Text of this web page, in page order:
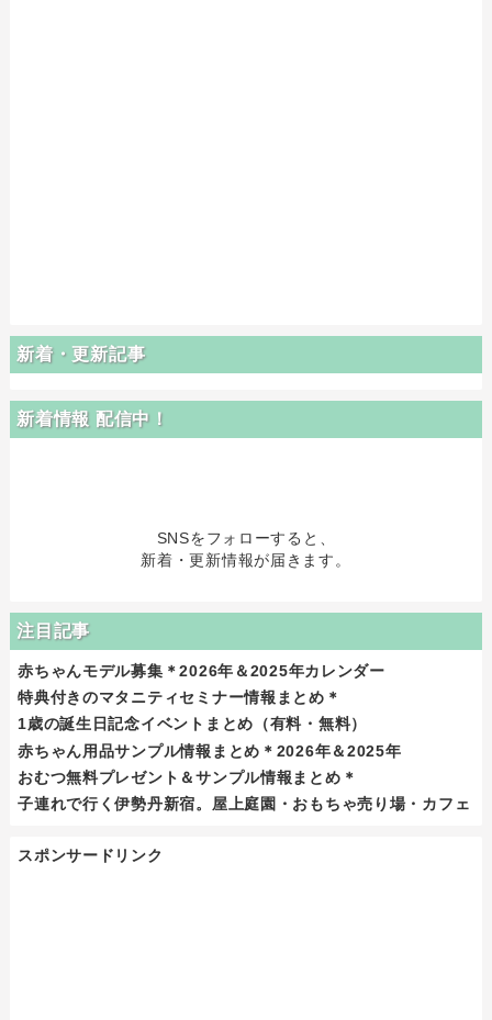
新着・更新記事
新着情報 配信中！
SNSをフォローすると、
新着・更新情報が届きます。
注目記事
赤ちゃんモデル募集＊2026年＆2025年カレンダー
特典付きのマタニティセミナー情報まとめ＊
1歳の誕生日記念イベントまとめ（有料・無料）
赤ちゃん用品サンプル情報まとめ＊2026年＆2025年
おむつ無料プレゼント＆サンプル情報まとめ＊
子連れで行く伊勢丹新宿。屋上庭園・おもちゃ売り場・カフェ
スポンサードリンク